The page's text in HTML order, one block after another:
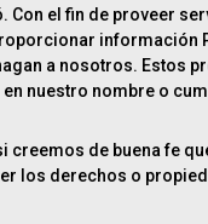
Con el fin de proveer
a nosotros.
nuestro nombre o
de buena fe
los derechos o